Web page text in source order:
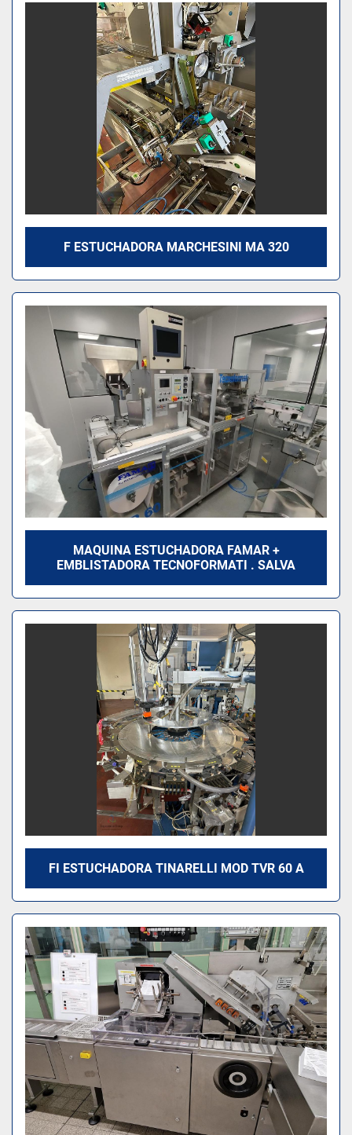
F ESTUCHADORA MARCHESINI MA 320
MAQUINA ESTUCHADORA FAMAR +
EMBLISTADORA TECNOFORMATI . SALVA
FI ESTUCHADORA TINARELLI MOD TVR 60 A